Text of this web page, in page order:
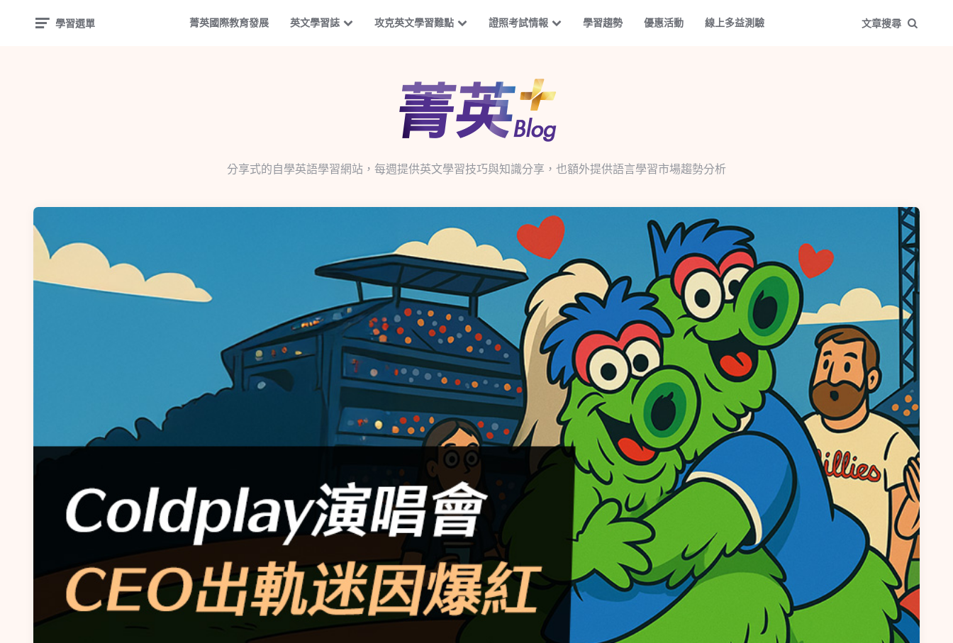
學習選單 菁英國際教育發展 英文學習誌 攻克英文學習難點 證照考試情報 學習趨勢 優惠活動 線上多益測驗 文章搜尋
分享式的自學英語學習網站，每週提供英文學習技巧與知識分享，也額外提供語言學習市場趨勢分析